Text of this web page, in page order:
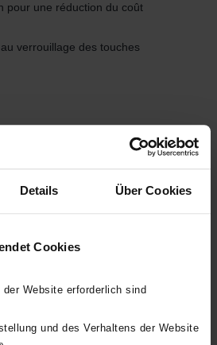
Details Über Cookies
Cookies
Website erforderlich sind
und des Verhaltens der Website
pour une réduction du coût
verrouillage des touches